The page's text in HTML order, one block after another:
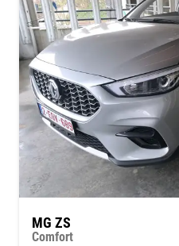
MG ZS
Comfort